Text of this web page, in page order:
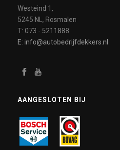
Westeind 1,
5245 NL, Rosmalen
T: 073 - 5211888
E: info@autobedrijfdekkers.nl
AANGESLOTEN BIJ